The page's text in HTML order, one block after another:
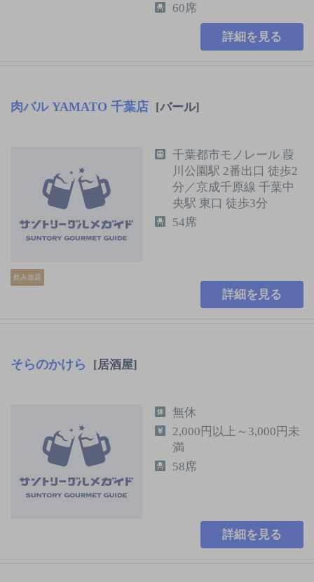
60席
詳細を見る
肉バル YAMATO 千葉店 [バール]
飲み放題
千葉都市モノレール 葭
川公園駅 2番出口 徒歩2
分／京成千原線 千葉中
央駅 東口 徒歩3分
54席
詳細を見る
そらのかけら [居酒屋]
無休
2,000円以上～3,000円未
満
58席
詳細を見る